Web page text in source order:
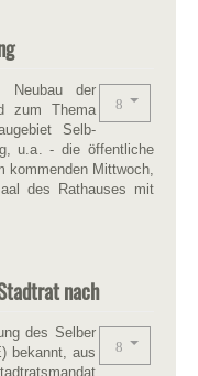
der
zum Thema
Selb-
u.a. - die öffentliche
kommenden Mittwoch,
des Rathauses mit
nach
des Selber
bekannt, aus